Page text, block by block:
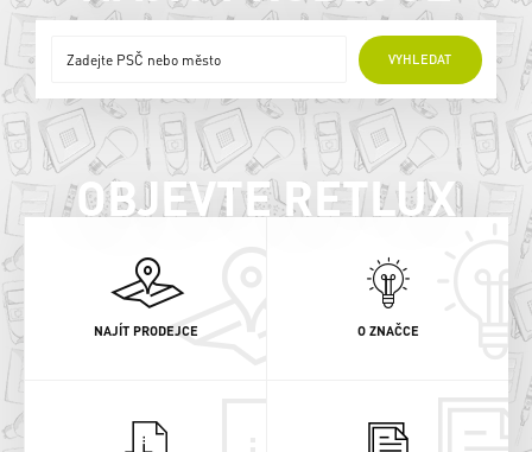
VYHLEDAT
ONLINE PRODEJCI
OBJEVTE RETLUX
NAJÍT PRODEJCE O ZNAČCE